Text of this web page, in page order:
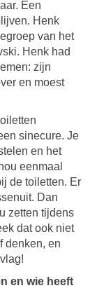
Een
Henk
van het
Henk had
zijn
en moest
sinecure. Je
en het
eenmaal
de toiletten. Er
Dan
zetten tijdens
dat ook niet
denken, en
en wie heeft